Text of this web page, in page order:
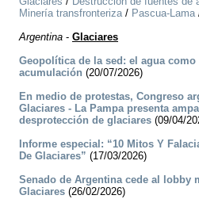
Minería transfronteriza/ Pascua-Lama
Argentina - Glaciares
Geopolítica de la sed: el agua como
acumulación (20/07/2026)
En medio de protestas, Congreso
Glaciares - La Pampa presenta
desprotección de glaciares (09/04/
Informe especial: “10 Mitos Y
De Glaciares” (17/03/2026)
Senado de Argentina cede al lobby
Glaciares (26/02/2026)